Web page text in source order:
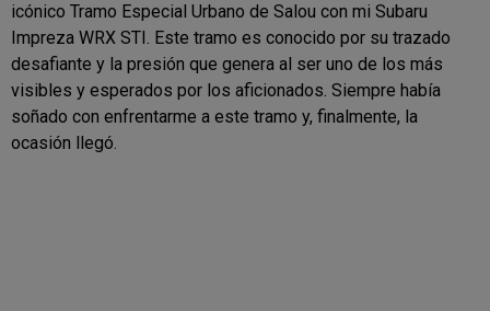
icónico Tramo Especial Urbano de Salou con mi Subaru
Impreza WRX STI. Este tramo es conocido por su trazado
desafiante y la presión que genera al ser uno de los más
visibles y esperados por los aficionados. Siempre había
soñado con enfrentarme a este tramo y, finalmente, la
ocasión llegó.